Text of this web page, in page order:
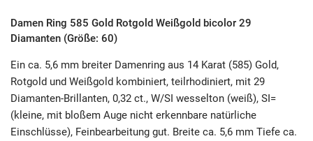
Damen Ring 585 Gold Rotgold Weißgold bicolor 29
Diamanten (Größe: 60)
Ein ca. 5,6 mm breiter Damenring aus 14 Karat (585) Gold,
Rotgold und Weißgold kombiniert, teilrhodiniert, mit 29
Diamanten-Brillanten, 0,32 ct., W/SI wesselton (weiß), SI=
(kleine, mit bloßem Auge nicht erkennbare natürliche
Einschlüsse), Feinbearbeitung gut. Breite ca. 5,6 mm Tiefe ca.